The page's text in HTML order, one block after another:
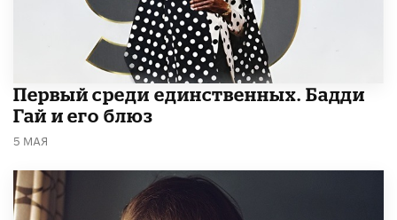
Первый среди единственных. Бадди
Гай и его блюз
5 МАЯ